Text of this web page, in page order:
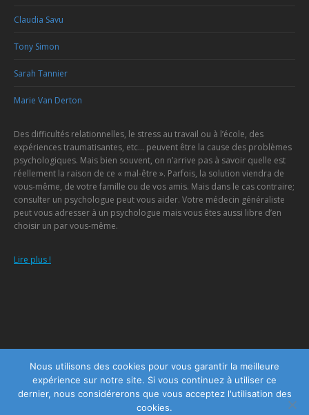
Claudia Savu
Tony Simon
Sarah Tannier
Marie Van Derton
Des difficultés relationnelles, le stress au travail ou à l’école, des
expériences traumatisantes, etc… peuvent être la cause des problèmes
psychologiques. Mais bien souvent, on n’arrive pas à savoir quelle est
réellement la raison de ce « mal-être ». Parfois, la solution viendra de
vous-même, de votre famille ou de vos amis. Mais dans le cas contraire;
consulter un psychologue peut vous aider. Votre médecin généraliste
peut vous adresser à un psychologue mais vous êtes aussi libre d’en
choisir un par vous-même.
Lire plus !
Menu
Copyright © 2026Centre Psychologique Namur, tous droits réservés.
Powered by Privium – Des services qui soutiennent vos soins. Pour
psychologues, psychotherapeutes et hypnotherapeutes.
Nous utilisons des cookies pour vous garantir la meilleure
expérience sur notre site. Si vous continuez à utiliser ce
dernier, nous considérerons que vous acceptez l'utilisation des
cookies.